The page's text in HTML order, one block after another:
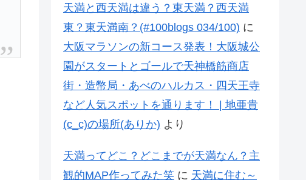
天満と西天満は違う？東天満？西天満
東？東天満南？(#100blogs 034/100) に
大阪マラソンの新コース発表！大阪城公
園がスタートとゴールで天神橋筋商店
街・造幣局・あべのハルカス・四天王寺
など人気スポットを通ります！ | 地亜貴
(c_c)の場所(ありか) より
天満ってどこ？どこまでが天満なん？主
観的MAP作ってみた笑 に 天満に住む～